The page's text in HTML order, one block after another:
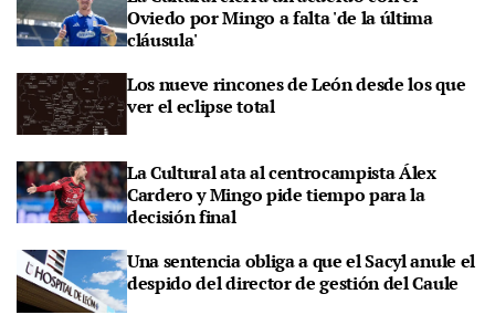
Oviedo por Mingo a falta 'de la última
cláusula'
Los nueve rincones de León desde los que
ver el eclipse total
La Cultural ata al centrocampista Álex
Cardero y Mingo pide tiempo para la
decisión final
Una sentencia obliga a que el Sacyl anule el
despido del director de gestión del Caule